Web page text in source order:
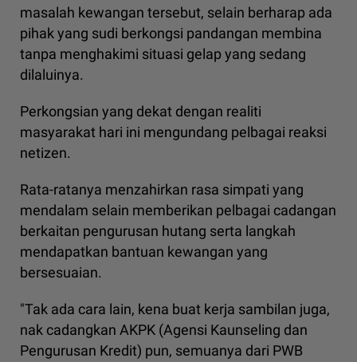
masalah kewangan tersebut, selain berharap ada
pihak yang sudi berkongsi pandangan membina
tanpa menghakimi situasi gelap yang sedang
dilaluinya.
Perkongsian yang dekat dengan realiti
masyarakat hari ini mengundang pelbagai reaksi
netizen.
Rata-ratanya menzahirkan rasa simpati yang
mendalam selain memberikan pelbagai cadangan
berkaitan pengurusan hutang serta langkah
mendapatkan bantuan kewangan yang
bersesuaian.
"Tak ada cara lain, kena buat kerja sambilan juga,
nak cadangkan AKPK (Agensi Kaunseling dan
Pengurusan Kredit) pun, semuanya dari PWB